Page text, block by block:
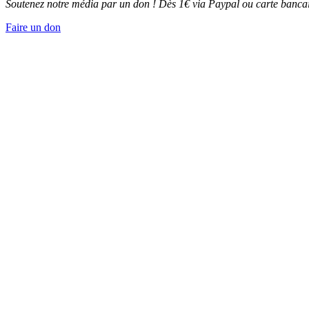
Soutenez notre média par un don ! Dès 1€ via Paypal ou carte
Faire un don